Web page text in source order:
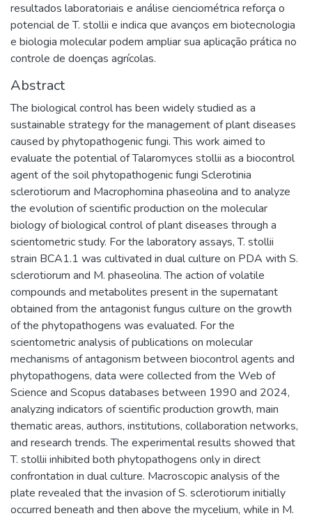
resultados laboratoriais e análise cienciométrica reforça o
potencial de T. stollii e indica que avanços em biotecnologia
e biologia molecular podem ampliar sua aplicação prática no
controle de doenças agrícolas.
Abstract
The biological control has been widely studied as a
sustainable strategy for the management of plant diseases
caused by phytopathogenic fungi. This work aimed to
evaluate the potential of Talaromyces stollii as a biocontrol
agent of the soil phytopathogenic fungi Sclerotinia
sclerotiorum and Macrophomina phaseolina and to analyze
the evolution of scientific production on the molecular
biology of biological control of plant diseases through a
scientometric study. For the laboratory assays, T. stollii
strain BCA1.1 was cultivated in dual culture on PDA with S.
sclerotiorum and M. phaseolina. The action of volatile
compounds and metabolites present in the supernatant
obtained from the antagonist fungus culture on the growth
of the phytopathogens was evaluated. For the
scientometric analysis of publications on molecular
mechanisms of antagonism between biocontrol agents and
phytopathogens, data were collected from the Web of
Science and Scopus databases between 1990 and 2024,
analyzing indicators of scientific production growth, main
thematic areas, authors, institutions, collaboration networks,
and research trends. The experimental results showed that
T. stollii inhibited both phytopathogens only in direct
confrontation in dual culture. Macroscopic analysis of the
plate revealed that the invasion of S. sclerotiorum initially
occurred beneath and then above the mycelium, while in M.